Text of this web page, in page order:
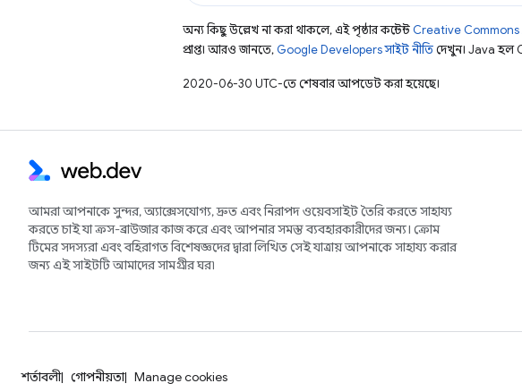
অন্য কিছু উল্লেখ না করা থাকলে, এই পৃষ্ঠার কন্টেন্ট Creative Commons
প্রাপ্ত। আরও জানতে, Google Developers সাইট নীতিদেখুন। Java হল
2020-06-30 UTC-তে শেষবার আপডেট করা হয়েছে।
আমরা আপনাকে সুন্দর, অ্যাক্সেসযোগ্য, দ্রুত এবং নিরাপদ ওয়েবসাইট তৈরি করতে সাহায্য
করতে চাই যা ক্রস-ব্রাউজার কাজ করে এবং আপনার সমস্ত ব্যবহারকারীদের জন্য। ক্রোম
টিমের সদস্যরা এবং বহিরাগত বিশেষজ্ঞদের দ্বারা লিখিত সেই যাত্রায় আপনাকে সাহায্য করার
জন্য এই সাইটটি আমাদের সামগ্রীর ঘর৷
শর্তাবলী গোপনীয়তা Manage cookies